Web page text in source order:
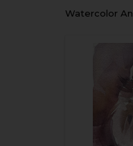
Watercolor